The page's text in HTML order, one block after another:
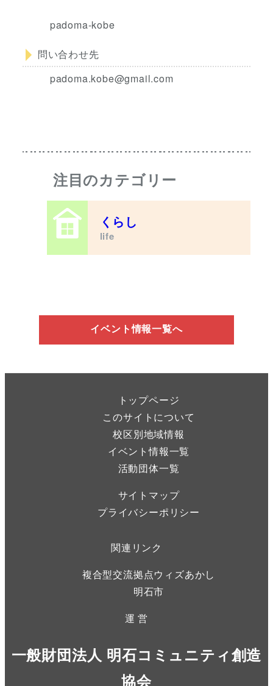
padoma-kobe
問い合わせ先
padoma.kobe@gmail.com
注目のカテゴリー
くらし
life
イベント情報一覧へ
トップページ
このサイトについて
校区別地域情報
イベント情報一覧
活動団体一覧
サイトマップ
プライバシーポリシー
関連リンク
複合型交流拠点ウィズあかし
明石市
運 営
一般財団法人 明石コミュニティ創造
協会